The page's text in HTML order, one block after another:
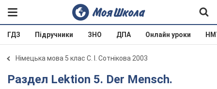
ГДЗ Підручники ЗНО ДПА Онлайн уроки
Німецька мова 5 клас С. І. Сотнікова 2003
Раздел Lektion 5. Der Mensch.